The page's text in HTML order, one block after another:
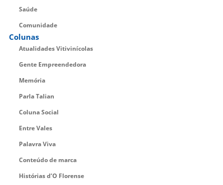
Saúde
Comunidade
Colunas
Atualidades Vitivinícolas
Gente Empreendedora
Memória
Parla Talian
Coluna Social
Entre Vales
Palavra Viva
Conteúdo de marca
Histórias d’O Florense